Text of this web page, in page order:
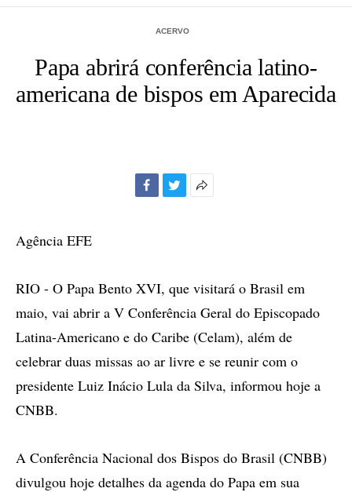
ACERVO
Papa abrirá conferência latino-
americana de bispos em Aparecida
Agência EFE
RIO - O Papa Bento XVI, que visitará o Brasil em
maio, vai abrir a V Conferência Geral do Episcopado
Latina-Americano e do Caribe (Celam), além de
celebrar duas missas ao ar livre e se reunir com o
presidente Luiz Inácio Lula da Silva, informou hoje a
CNBB.
A Conferência Nacional dos Bispos do Brasil (CNBB)
divulgou hoje detalhes da agenda do Papa em sua